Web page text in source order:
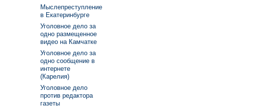
Мыслепреступление
в Екатеринбурге
Уголовное дело за
одно размещенное
видео на Камчатке
Уголовное дело за
одно сообщение в
интернете
(Карелия)
Уголовное дело
против редактора
газеты